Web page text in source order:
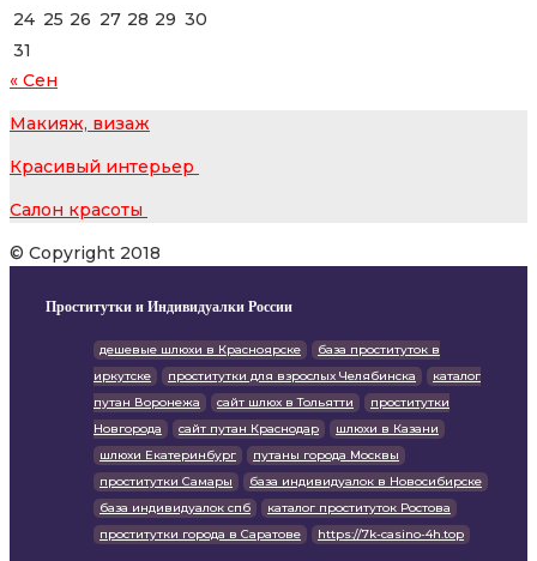
24 25 26 27 28 29 30
31
« Сен
Макияж, визаж
Красивый интерьер
Салон красоты
© Copyright 2018
Проститутки и Индивидуалки России
дешевые шлюхи в Красноярске
база проституток в
иркутске
проститутки для взрослых Челябинска
каталог
путан Воронежа
сайт шлюх в Тольятти
проститутки
Новгорода
сайт путан Краснодар
шлюхи в Казани
шлюхи Екатеринбург
путаны города Москвы
проститутки Самары
база индивидуалок в Новосибирске
база индивидуалок спб
каталог проституток Ростова
проститутки города в Саратове
https://7k-casino-4h.top